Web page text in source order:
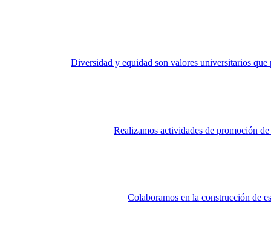
Diversidad y equidad son valores universitarios que
Realizamos actividades de promoción
Colaboramos en la construcción de